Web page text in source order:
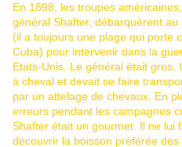
En 1898, les troupes
général Shafter, débarquèrent
(il a toujours une plage qui porte
Cuba) pour intervenir dans la
Etats-Unis. Le général était gros.
à cheval et devait se faire
par un attelage de chevaux. En
erreurs pendant les campagnes
Shafter était un gourmet. Il ne lui
découvrir la boisson préférée